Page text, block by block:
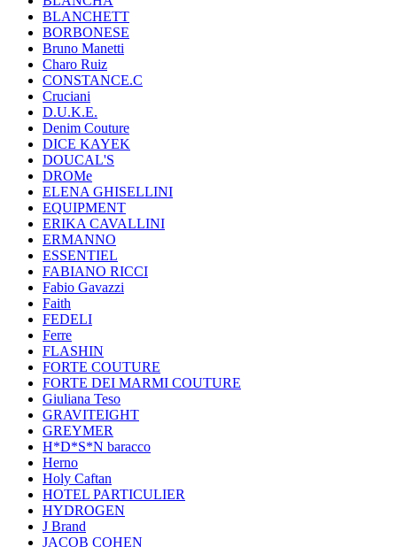
BLANCHETT
BORBONESE
Bruno Manetti
Charo Ruiz
CONSTANCE.C
Cruciani
D.U.K.E.
Denim Couture
DICE KAYEK
DOUCAL'S
DROMe
ELENA GHISELLINI
EQUIPMENT
ERIKA CAVALLINI
ERMANNO
ESSENTIEL
FABIANO RICCI
Fabio Gavazzi
Faith
FEDELI
Ferre
FLASHIN
FORTE COUTURE
FORTE DEI MARMI COUTURE
Giuliana Teso
GRAVITEIGHT
GREYMER
H*D*S*N baracco
Herno
Holy Caftan
HOTEL PARTICULIER
HYDROGEN
J Brand
JACOB COHEN